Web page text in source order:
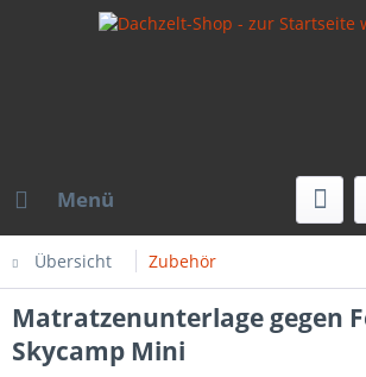
Menü
Übersicht Zubehör
Matratzenunterlage gegen
Skycamp Mini